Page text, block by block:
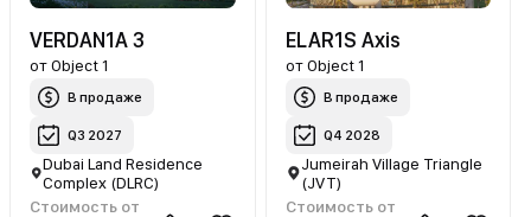
VERDAN1A 3
отObject 1
В продаже
Q3 2027
Dubai Land Residence
Complex (DLRC)
Стоимость от
ELAR1S Axis
от Object 1
В продаже
Q4 2028
Jumeirah Village Triangle
(JVT)
Стоимость от